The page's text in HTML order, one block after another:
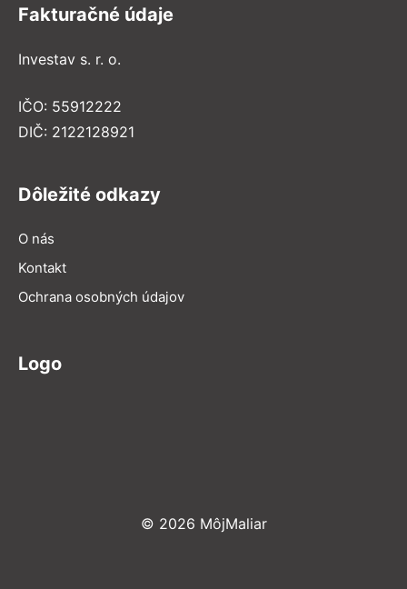
Fakturačné údaje
Investav s. r. o.
IČO: 55912222
DIČ: 2122128921
Dôležité odkazy
O nás
Kontakt
Ochrana osobných údajov
Logo
© 2026 MôjMaliar